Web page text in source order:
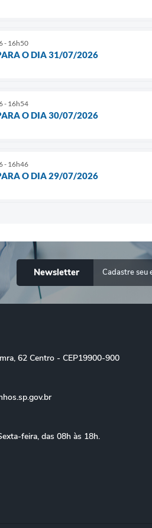
- 16h50
O DIA 31/07/2026
- 16h54
O DIA 30/07/2026
- 16h46
O DIA 29/07/2026
Newsletter
62 Centro - CEP19900-900
feira, das 08h às 18h.